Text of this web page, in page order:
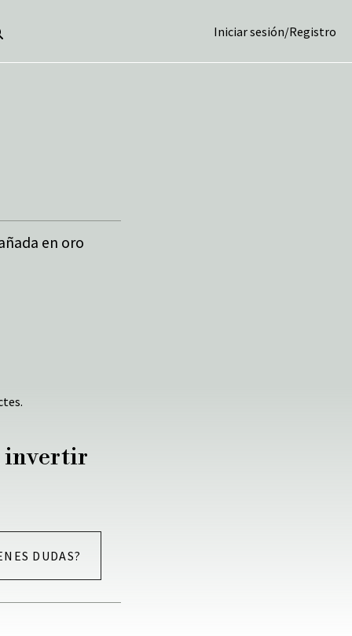
Iniciar sesión/Registro
en oro
invertir
DUDAS?